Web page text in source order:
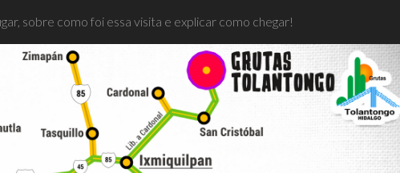
sobre como foi essa visita e explicar como chegar!